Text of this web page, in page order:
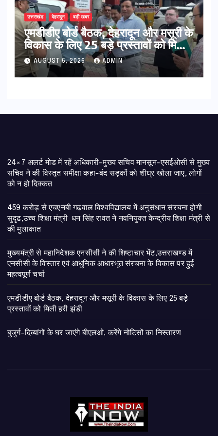
उत्तराखंड देहरादून बड़ी खबर
एमडीडीए बोर्ड बैठक, देहरादून और मसूरी के
विकास के लिए 25 बड़े प्रस्तावों को मिली
हरी झंडी
AUGUST 5, 2026 ADMIN
24×7 अलर्ट मोड में रहें अधिकारी-मुख्य सचिव मानसून-एसईओसी से मुख्य
सचिव ने की विस्तृत समीक्षा कहा-बंद सड़कों को शीघ्र खोला जाए, लोगों
को न हो दिक्कत
459 करोड़ से एचएनबी गढ़वाल विश्वविद्यालय में अनुसंधान संरचना होगी
सुदृढ,उच्च शिक्षा मंत्री धन सिंह रावत ने नवनियुक्त केन्द्रीय शिक्षा मंत्री से
की मुलाकात
मुख्यमंत्री से महानिदेशक एनसीसी ने की शिष्टाचार भेंट,उत्तराखण्ड में
एनसीसी के विस्तार एवं आधुनिक आधारभूत संरचना के विकास पर हुई
महत्वपूर्ण चर्चा
एमडीडीए बोर्ड बैठक, देहरादून और मसूरी के विकास के लिए 25 बड़े
प्रस्तावों को मिली हरी झंडी
बुजुर्ग-दिव्यांगों के घर जाएंगे बीएलओ, करेंगे नोटिसों का निस्तारण